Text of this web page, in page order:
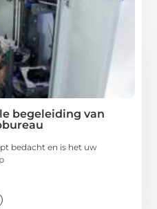
begeleiding van
bedacht en is het uw